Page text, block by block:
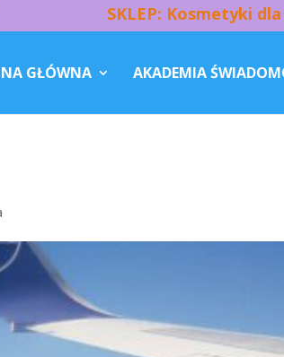
SKLEP: Kosmetyki
GŁÓWNA AKADEMIA